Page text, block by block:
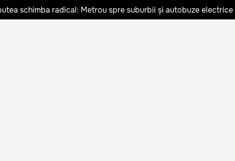
schimba radical: Metrou spre suburbii și autobuze electrice